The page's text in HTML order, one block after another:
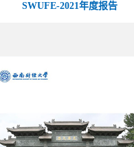
SWUFE-2021年度报告